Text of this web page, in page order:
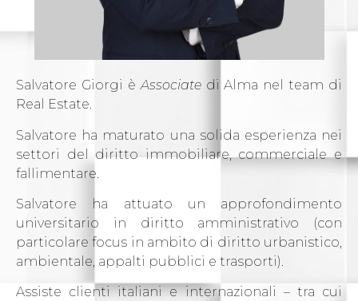
Salvatore Giorgi èAssociate di Alma nel team di
Real Estate.
Salvatore ha maturato una solida esperienza nei
settori del diritto immobiliare, commerciale e
fallimentare.
Salvatore ha attuato un approfondimento
universitario in diritto amministrativo (con
particolare focus in ambito di diritto urbanistico,
ambientale, appalti pubblici e trasporti).
Assiste clienti italiani e internazionali – tra cui